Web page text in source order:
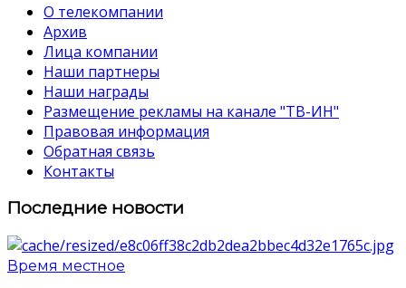
О телекомпании
Архив
Лица компании
Наши партнеры
Наши награды
Размещение рекламы на канале "ТВ-ИН"
Правовая информация
Обратная связь
Контакты
Последние новости
Время местное